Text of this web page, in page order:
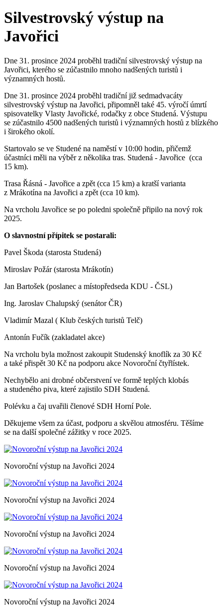
Silvestrovský výstup na
Javořici
Dne 31. prosince 2024 proběhl tradiční silvestrovský výstup na
Javořici, kterého se zúčastnilo mnoho nadšených turistů i
významných hostů.
Dne 31. prosince 2024 proběhl tradiční již sedmadvacáty
silvestrovský výstup na Javořici, připomněl také 45. výročí úmrtí
spisovatelky Vlasty Javořické, rodačky z obce Studená. Výstupu
se zúčastnilo 4500 nadšených turistů i významných hostů z blízkého
i širokého okolí.
Startovalo se ve Studené na naměstí v 10:00 hodin, přičemž
účastníci měli na výběr z několika tras. Studená - Javořice (cca
15 km).
Trasa Řásná - Javořice a zpět (cca 15 km) a kratší varianta
z Mrákotína na Javořici a zpět (cca 10 km).
Na vrcholu Javořice se po poledni společně připilo na nový rok
2025.
O slavnostní přípitek se postarali:
Pavel Škoda (starosta Studená)
Miroslav Požár (starosta Mrákotín)
Jan Bartošek (poslanec a místopředseda KDU - ČSL)
Ing. Jaroslav Chalupský (senátor ČR)
Vladimír Mazal ( Klub českých turistů Telč)
Antonín Fučík (zakladatel akce)
Na vrcholu byla možnost zakoupit Studenský knoflík za 30 Kč
a také přispět 30 Kč na podporu akce Novoroční čtyřlístek.
Nechybělo ani drobné občerstvení ve formě teplých klobás
a studeného piva, které zajistilo SDH Studená.
Polévku a čaj uvařili členové SDH Horní Pole.
Děkujeme všem za účast, podporu a skvělou atmosféru. Těšíme
se na další společné zážitky v roce 2025.
Novoroční výstup na Javořici 2024
Novoroční výstup na Javořici 2024
Novoroční výstup na Javořici 2024
Novoroční výstup na Javořici 2024
Novoroční výstup na Javořici 2024